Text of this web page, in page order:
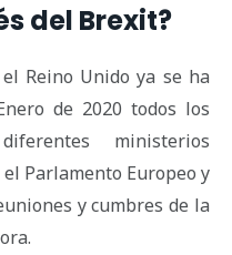
del Brexit?
Reino Unido ya se ha
de 2020 todos los
ministerios
Parlamento Europeo y
y cumbres de la